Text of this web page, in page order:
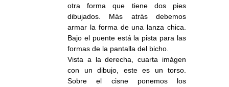
otra forma que tiene dos pies
dibujados. Más atrás debemos
armar la forma de una lanza chica.
Bajo el puente está la pista para las
formas de la pantalla del bicho.
Vista a la derecha, cuarta imágen
con un dibujo, este es un torso.
Sobre el cisne ponemos los